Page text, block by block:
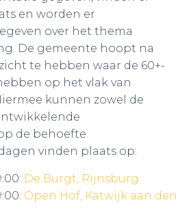
en worden er
over het thema
De gemeente hoopt na
te hebben waar de 60+-
op het vlak van
kunnen zowel de
de behoefte.
vinden plaats op:
De Burgt, Rijnsburg
Open Hof, Katwijk aan den